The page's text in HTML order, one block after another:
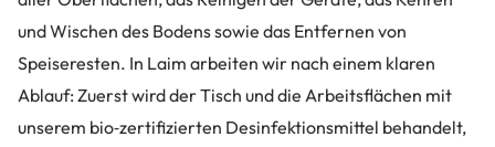
und Wischen des Bodens sowie das Entfernen von
Speiseresten. In Laim arbeiten wir nach einem klaren
Ablauf: Zuerst wird der Tisch und die Arbeitsflächen mit
unserem bio‑zertifizierten Desinfektionsmittel behandelt,